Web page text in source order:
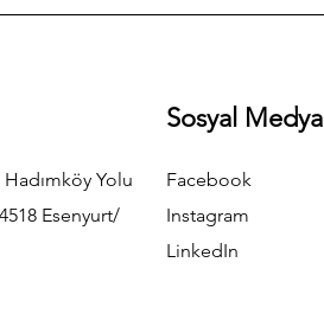
Yolu
Esenyurt/
Sosyal Medya
Facebook
Instagram
LinkedIn